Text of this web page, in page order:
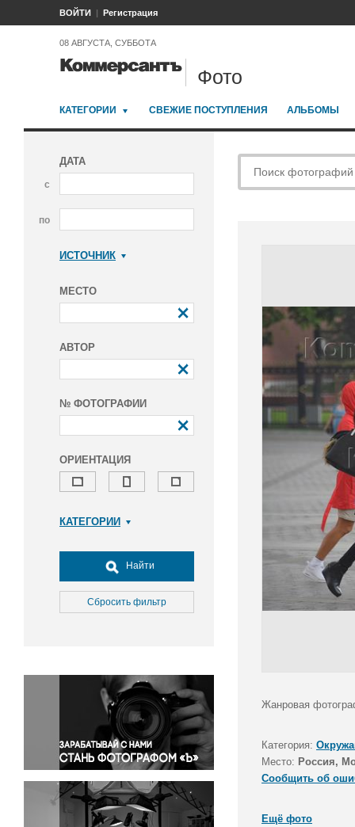
ВОЙТИ Регистрация
08 АВГУСТА, СУББОТА
Фото
КАТЕГОРИИ СВЕЖИЕ ПОСТУПЛЕНИЯ АЛЬБОМЫ
ДАТА
с
по
ИСТОЧНИК
МЕСТО
АВТОР
№ ФОТОГРАФИИ
ОРИЕНТАЦИЯ
КАТЕГОРИИ
Досуг, туризм и отдых
Культура
Медицина
Окружающая среда
Политика
Правосудие
Происшествия и конфликты
Религия
Светская жизнь
Спорт
Экология
Найти
Сбросить фильтр
Жанровая
Категория:
Место: Россия,
Сообщить об
Ещё фото